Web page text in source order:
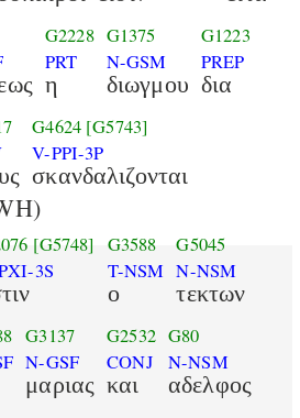
G2228
PRT
η
G1375
N-GSM
διωγμου
G1223
PREP
δια
G4624 [G5743]
V-PPI-3P
σκανδαλιζονται
[G5748]
3S
G3588
T-NSM
ο
G5045
N-NSM
τεκτων
G3137
N-GSF
μαριας
G2532
CONJ
και
G80
N-NSM
αδελφος